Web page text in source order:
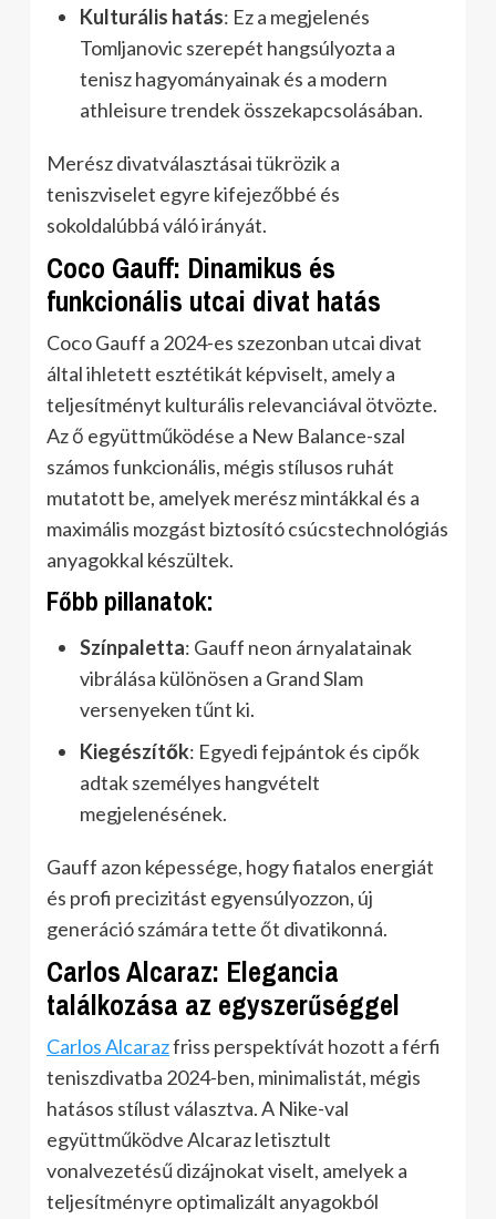
Kulturális hatás: Ez a megjelenés
Tomljanovic szerepét hangsúlyozta a
tenisz hagyományainak és a modern
athleisure trendek összekapcsolásában.
Merész divatválasztásai tükrözik a
teniszviselet egyre kifejezőbbé és
sokoldalúbbá váló irányát.
Coco Gauff: Dinamikus és
funkcionális utcai divat hatás
Coco Gauff a 2024-es szezonban utcai divat
által ihletett esztétikát képviselt, amely a
teljesítményt kulturális relevanciával ötvözte.
Az ő együttműködése a New Balance-szal
számos funkcionális, mégis stílusos ruhát
mutatott be, amelyek merész mintákkal és a
maximális mozgást biztosító csúcstechnológiás
anyagokkal készültek.
Főbb pillanatok:
Színpaletta: Gauff neon árnyalatainak
vibrálása különösen a Grand Slam
versenyeken tűnt ki.
Kiegészítők: Egyedi fejpántok és cipők
adtak személyes hangvételt
megjelenésének.
Gauff azon képessége, hogy fiatalos energiát
és profi precizitást egyensúlyozzon, új
generáció számára tette őt divatikonná.
Carlos Alcaraz: Elegancia
találkozása az egyszerűséggel
Carlos Alcarazfriss perspektívát hozott a férfi
teniszdivatba 2024-ben, minimalistát, mégis
hatásos stílust választva. A Nike-val
együttműködve Alcaraz letisztult
vonalvezetésű dizájnokat viselt, amelyek a
teljesítményre optimalizált anyagokból